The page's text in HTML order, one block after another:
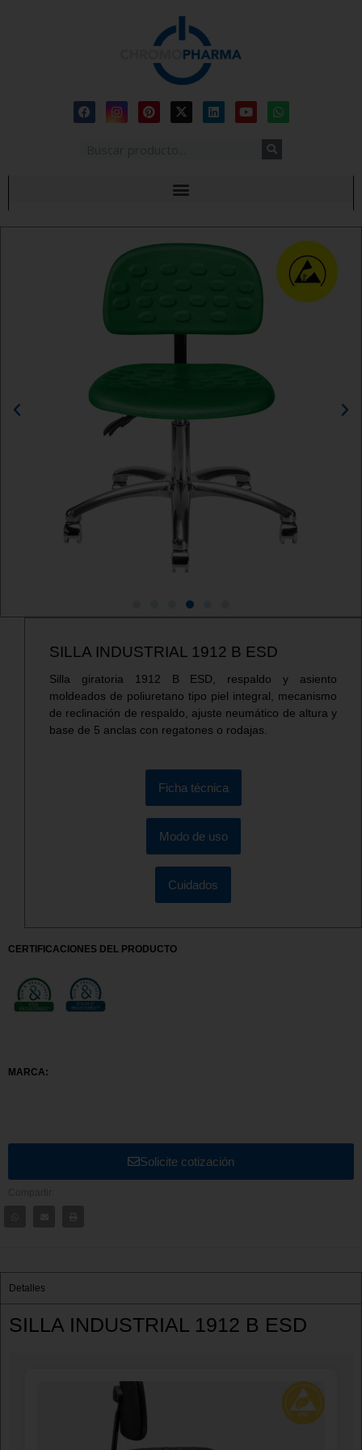
SILLA INDUSTRIAL 1912 B ESD
Silla giratoria 1912 B ESD, respaldo y asiento
moldeados de poliuretano tipo piel integral, mecanismo
de reclinación de respaldo, ajuste neumático de altura y
base de 5 anclas con regatones o rodajas.
Ficha técnica
Modo de uso
Cuidados
CERTIFICACIONES DEL PRODUCTO
MARCA:
Solicite cotización
Detalles
SILLA INDUSTRIAL 1912 B ESD